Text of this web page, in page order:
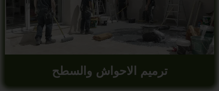
ترميم الاحواش والسطح